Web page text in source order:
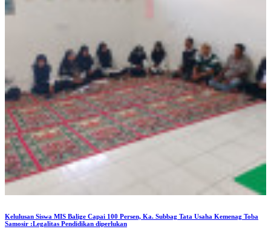
Kelulusan Siswa MIS Balige Capai 100 Persen, Ka. Subbag Tata Usaha Kemenag Toba
Samosir :Legalitas Pendidikan diperlukan